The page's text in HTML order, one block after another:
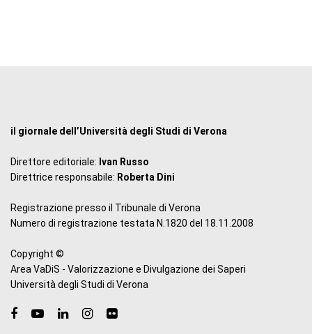
il giornale dell’Università degli Studi di Verona
Direttore editoriale: Ivan Russo
Direttrice responsabile: Roberta Dini
Registrazione presso il Tribunale di Verona
Numero di registrazione testata N.1820 del 18.11.2008
Copyright ©
Area VaDiS - Valorizzazione e Divulgazione dei Saperi
Università degli Studi di Verona